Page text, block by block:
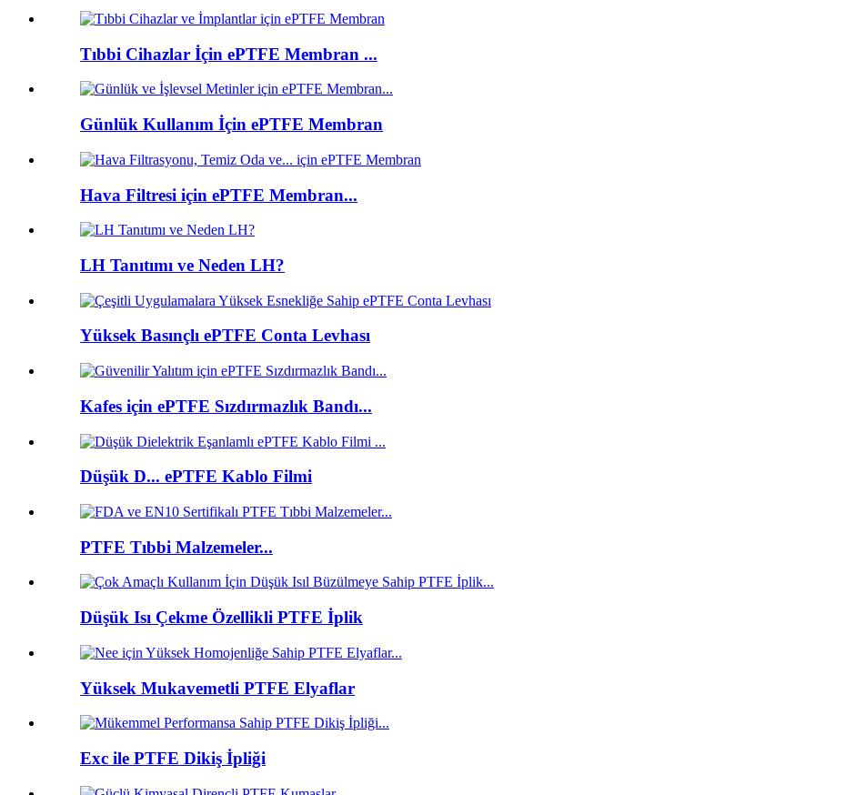
Tıbbi Cihazlar İçin ePTFE Membran ...
Günlük Kullanım İçin ePTFE Membran
Hava Filtresi için ePTFE Membran...
LH Tanıtımı ve Neden LH?
Yüksek Basınçlı ePTFE Conta Levhası
Kafes için ePTFE Sızdırmazlık Bandı...
Düşük D... ePTFE Kablo Filmi
PTFE Tıbbi Malzemeler...
Düşük Isı Çekme Özellikli PTFE İplik
Yüksek Mukavemetli PTFE Elyaflar
Exc ile PTFE Dikiş İpliği